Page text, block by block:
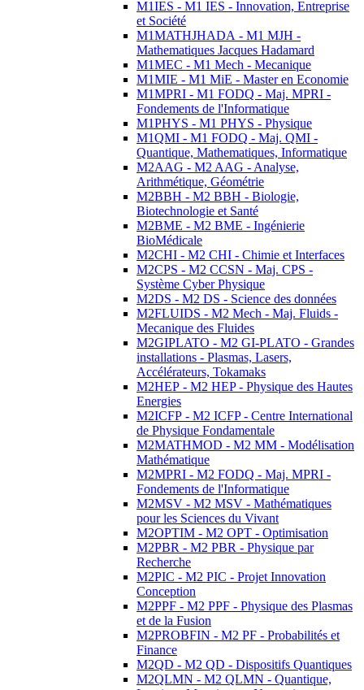
M1IES - M1 IES - Innovation, Entreprise
et Société
M1MATHJHADA - M1 MJH -
Mathematiques Jacques Hadamard
M1MEC - M1 Mech - Mecanique
M1MIE - M1 MiE - Master en Economie
M1MPRI - M1 FODQ - Maj. MPRI -
Fondements de l'Informatique
M1PHYS - M1 PHYS - Physique
M1QMI - M1 FODQ - Maj. QMI -
Quantique, Mathematiques, Informatique
M2AAG - M2 AAG - Analyse,
Arithmétique, Géométrie
M2BBH - M2 BBH - Biologie,
Biotechnologie et Santé
M2BME - M2 BME - Ingénierie
BioMédicale
M2CHI - M2 CHI - Chimie et Interfaces
M2CPS - M2 CCSN - Maj. CPS -
Système Cyber Physique
M2DS - M2 DS - Science des données
M2FLUIDS - M2 Mech - Maj. Fluids -
Mecanique des Fluides
M2GIPLATO - M2 GI-PLATO - Grandes
installations - Plasmas, Lasers,
Accélérateurs, Tokamaks
M2HEP - M2 HEP - Physique des Hautes
Energies
M2ICFP - M2 ICFP - Centre International
de Physique Fondamentale
M2MATHMOD - M2 MM - Modélisation
Mathématique
M2MPRI - M2 FODQ - Maj. MPRI -
Fondements de l'Informatique
M2MSV - M2 MSV - Mathématiques
pour les Sciences du Vivant
M2OPTIM - M2 OPT - Optimisation
M2PBR - M2 PBR - Physique par
Recherche
M2PIC - M2 PIC - Projet Innovation
Conception
M2PPF - M2 PPF - Physique des Plasmas
et de la Fusion
M2PROBFIN - M2 PF - Probabilités et
Finance
M2QD - M2 QD - Dispositifs Quantiques
M2QLMN - M2 QLMN - Quantique,